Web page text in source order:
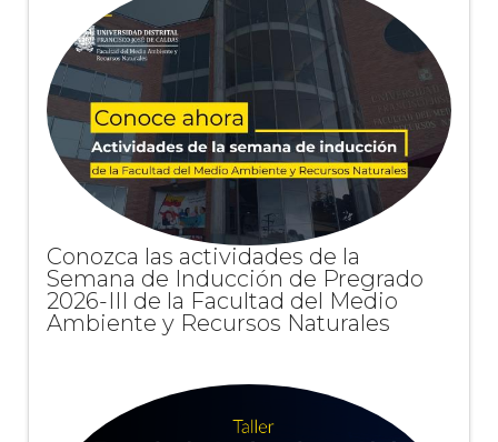
Conozca las actividades de la
Semana de Inducción de Pregrado
2026-III de la Facultad del Medio
Ambiente y Recursos Naturales